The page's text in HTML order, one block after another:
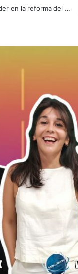
Descoordinaciones, gobernadores rebeldes y el “factor Tini”: por qué Milei sufrió un calvario en el Congreso